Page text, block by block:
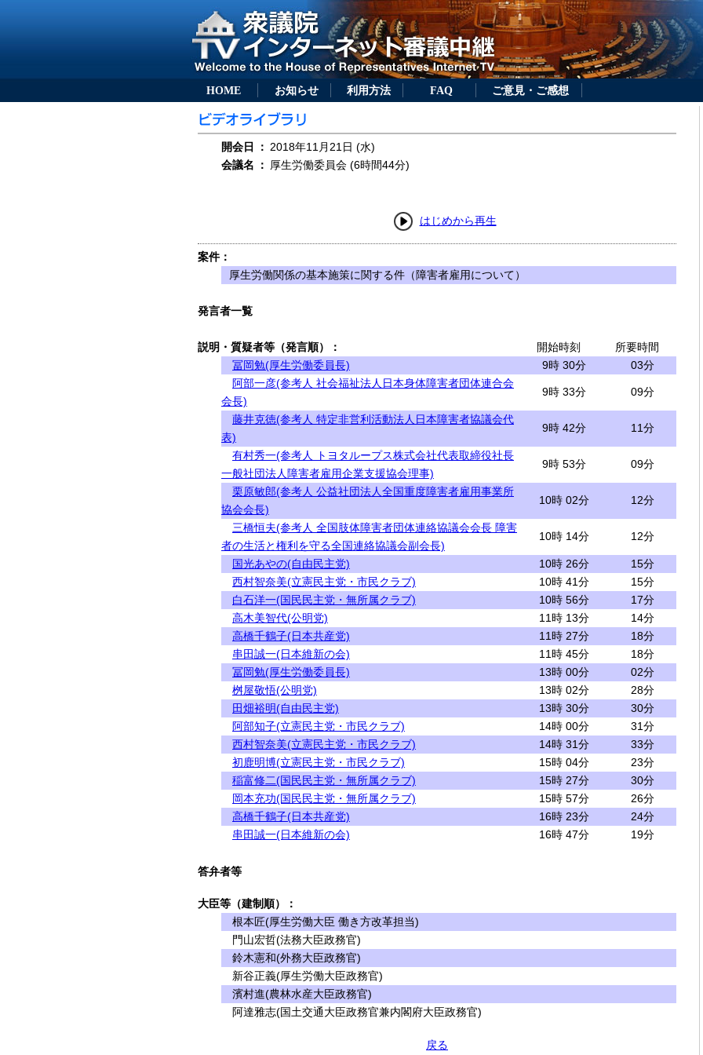
HOME お知らせ 利用方法 FAQ ご意見・ご感想
開会日 ： 2018年11月21日 (水)
会議名
： 厚生労働委員会 (6時間44分)
はじめから再生
案件：
厚生労働関係の基本施策に関する件（障害者雇用について）
発言者一覧
説明・質疑者等（発言順）： 開始時刻
所要時間
冨岡勉(厚生労働委員長)
9時 30分
03分
阿部一彦(参考人 社会福祉法人日本身体障害者団体連合会
会長)
9時 33分 09分
藤井克徳(参考人 特定非営利活動法人日本障害者協議会代
表)
9時 42分 11分
有村秀一(参考人 トヨタループス株式会社代表取締役社長
一般社団法人障害者雇用企業支援協会理事)
9時 53分 09分
栗原敏郎(参考人 公益社団法人全国重度障害者雇用事業所
協会会長)
10時 02分 12分
三橋恒夫(参考人 全国肢体障害者団体連絡協議会会長 障害
者の生活と権利を守る全国連絡協議会副会長)
10時 14分 12分
国光あやの(自由民主党) 10時 26分
15分
西村智奈美(立憲民主党・市民クラブ)
10時 41分
15分
白石洋一(国民民主党・無所属クラブ)
10時 56分
17分
高木美智代(公明党)
11時 13分
14分
高橋千鶴子(日本共産党)
11時 27分
18分
串田誠一(日本維新の会)
11時 45分
18分
冨岡勉(厚生労働委員長)
13時 00分
02分
桝屋敬悟(公明党)
13時 02分
28分
田畑裕明(自由民主党)
13時 30分
30分
阿部知子(立憲民主党・市民クラブ)
14時 00分
31分
西村智奈美(立憲民主党・市民クラブ)
14時 31分
33分
初鹿明博(立憲民主党・市民クラブ)
15時 04分
23分
稲富修二(国民民主党・無所属クラブ)
15時 27分
30分
岡本充功(国民民主党・無所属クラブ)
15時 57分
26分
高橋千鶴子(日本共産党)
16時 23分
24分
串田誠一(日本維新の会)
16時 47分 19分
答弁者等
大臣等（建制順）：
根本匠(厚生労働大臣 働き方改革担当)
門山宏哲(法務大臣政務官)
鈴木憲和(外務大臣政務官)
新谷正義(厚生労働大臣政務官)
濱村進(農林水産大臣政務官)
阿達雅志(国土交通大臣政務官兼内閣府大臣政務官)
戻る